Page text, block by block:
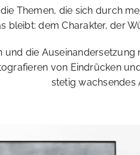
Themen, die sich durch
bleibt: dem Charakter, der
und die
von Eindrücken
stetig wachsendes